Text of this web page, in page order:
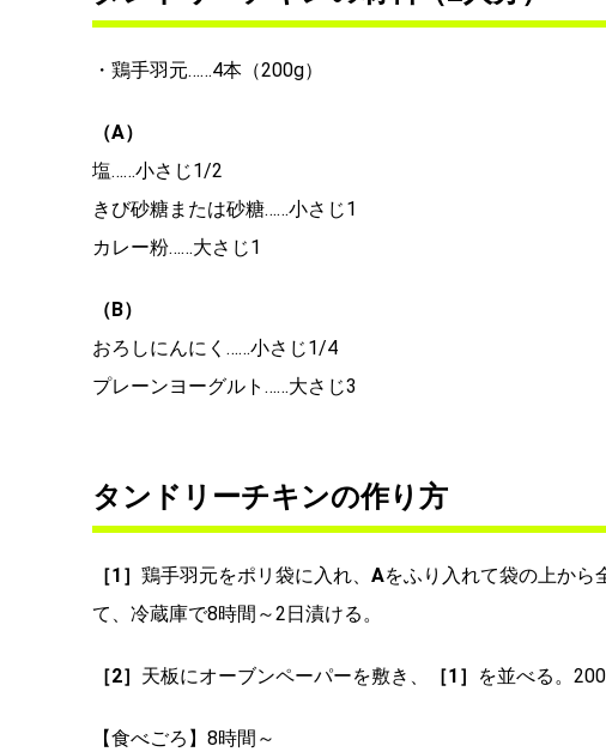
・鶏手羽元……4本（200g）
（A）
塩……小さじ1/2
きび砂糖または砂糖……小さじ1
カレー粉……大さじ1
（B）
おろしにんにく……小さじ1/4
プレーンヨーグルト……大さじ3
タンドリーチキンの作り方
［1］ 鶏手羽元をポリ袋に入れ、 Aをふり入れて袋の上から
て、冷蔵庫で8時間～2日漬ける。
［2］ 天板にオーブンペーパーを敷き、 ［1］ を並べる。
【食べごろ】8時間～